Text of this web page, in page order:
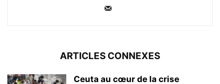
ARTICLES CONNEXES
Ceuta au cœur de la crise